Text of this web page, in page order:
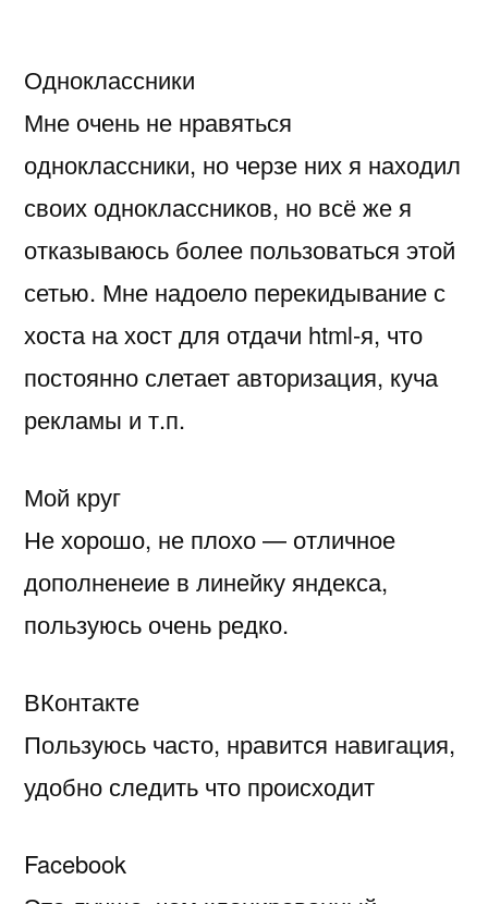
Одноклассники
Мне очень не нравяться
одноклассники, но черзе них я находил
своих одноклассников, но всё же я
отказываюсь более пользоваться этой
сетью. Мне надоело перекидывание с
хоста на хост для отдачи html-я, что
постоянно слетает авторизация, куча
рекламы и т.п.
Мой круг
Не хорошо, не плохо — отличное
дополненеие в линейку яндекса,
пользуюсь очень редко.
ВКонтакте
Пользуюсь часто, нравится навигация,
удобно следить что происходит
Facebook